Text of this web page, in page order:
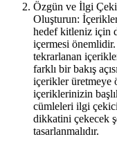
Özgün ve İlgi
Oluşturun:
hedef kitleniz için
içermesi önemlidir.
tekrarlanan
farklı bir bakış
içerikler üretmeye
içeriklerinizin
cümleleri ilgi
dikkatini çekecek
tasarlanmalıdır.